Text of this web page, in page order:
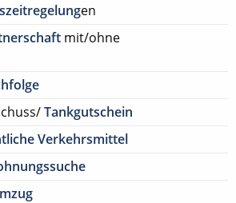
en
mit/ohne
Tankgutschein
Verkehrsmittel